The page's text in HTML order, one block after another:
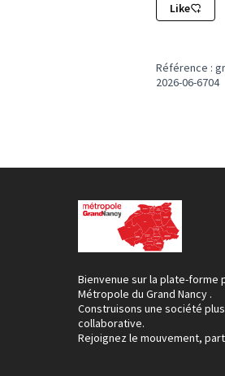
Like
Référence :
2026-06-6704
Bienvenue sur la plate-
Métropole du Grand Nancy .
Construisons une société
collaborative.
Rejoignez le mouvement,